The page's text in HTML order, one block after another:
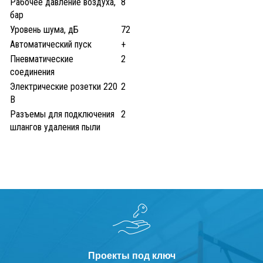
бар
Уровень шума, дБ
72
Автоматический пуск
+
Пневматические
соединения
2
Электрические розетки 220
В
2
Разъемы для подключения
шлангов удаления пыли
2
Проекты под ключ
Производство конвейерных систем для
порошковых линий покраски
Флотатор SPK для очистных сооружений
Производство комплектующих для линий
порошковой покраски
Процесс сборки лифтов SPK
краскоостанавливающих фильтров SPK
установки и системы рекуперации дроби